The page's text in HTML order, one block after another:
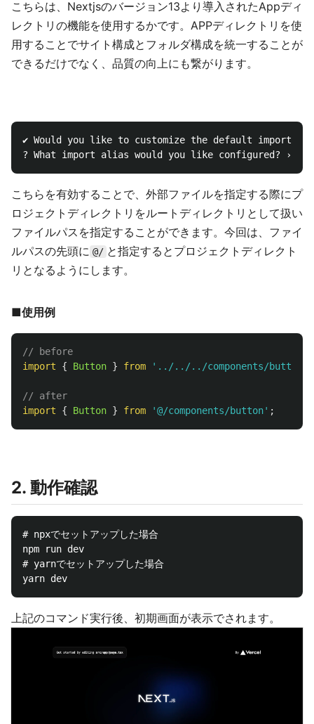
こちらは、Nextjsのバージョン13より導入されたAppディ
レクトリの機能を使用するかです。APPディレクトリを使
用することでサイト構成とフォルダ構成を統一することが
できるだけでなく、品質の向上にも繋がります。
✔ Would you like to customize the default import
こちらを有効することで、外部ファイルを指定する際にプ
ロジェクトディレクトリをルートディレクトリとして扱い
ファイルパスを指定することができます。今回は、ファイ
ルパスの先頭に @/ と指定するとプロジェクトディレクト
リとなるようにします。
■使用例
// before
import
{ Button } from ' ../../../components/button
// after
import
{ Button } from '@/components/button' ;
2. 動作確認
# npxでセットアップした場合
npm run dev
# yarnでセットアップした場合
上記のコマンド実行後、初期画面が表示でされます。